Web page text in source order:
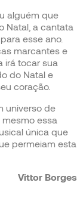
alguém que
Natal, a cantata
esse ano.
marcantes e
irá tocar sua
do Natal e
coração.
universo de
essa
única que
permeiam esta
Vittor Borges